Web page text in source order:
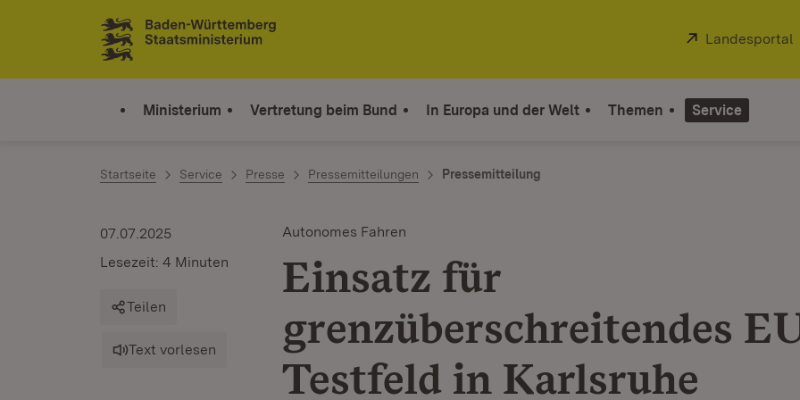
Zum Inhalt springen
Link zur Startseite
Extern:
Landesportal
Ministerium Vertretung beim Bund In Europa und der Welt Themen Service
Startseite Service Presse Pressemitteilungen Pressemitteilung
Autonomes Fahren
Einsatz für
grenzüberschreitendes
Testfeld in Karlsruhe
07.07.2025
Lesezeit: 4 Minuten
Teilen
Text vorlesen